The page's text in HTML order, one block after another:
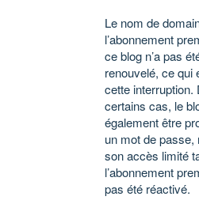
Le nom de
l’abonnement
ce blog n’a pas
renouvelé, ce qui
cette interruption.
certains cas, le
également être
un mot de passe,
son accès limité
l’abonnement
pas été réactivé.